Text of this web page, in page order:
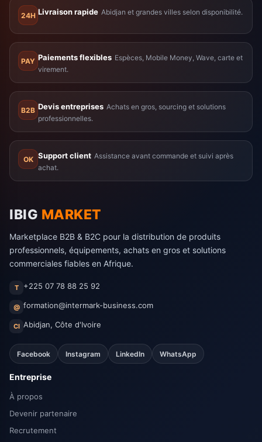
24H Livraison rapide Abidjan et grandes villes selon disponibilité.
PAY Paiements flexibles Espèces, Mobile Money, Wave, carte et
virement.
B2B Devis entreprises Achats en gros, sourcing et solutions
professionnelles.
OK Support client Assistance avant commande et suivi après
achat.
IBIG MARKET
Marketplace B2B & B2C pour la distribution de produits
professionnels, équipements, achats en gros et solutions
commerciales fiables en Afrique.
T +225 07 78 88 25 92
@ formation@intermark-business.com
CI Abidjan, Côte d'Ivoire
Facebook Instagram LinkedIn WhatsApp
Entreprise
À propos
Devenir partenaire
Recrutement